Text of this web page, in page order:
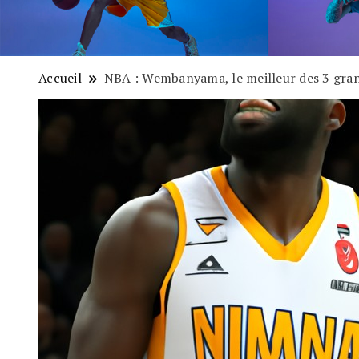
Accueil NBA : Wembanyama, le meilleur des 3